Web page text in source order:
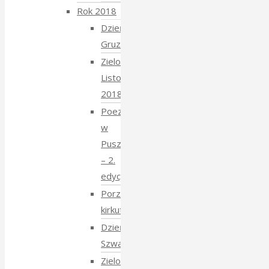
Rok 2018
Dzień
Gruziński
Zielony
Listopad
2018
Poezja
w
Puszczy
– 2.
edycja
Porządkowanie
kirkutu
Dzień
Szwajcarski
Zielony